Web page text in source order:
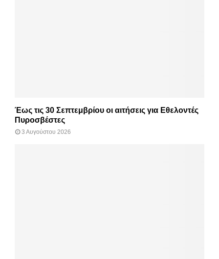
Έως τις 30 Σεπτεμβρίου οι αιτήσεις για Εθελοντές
Πυροσβέστες
3 Αυγούστου 2026